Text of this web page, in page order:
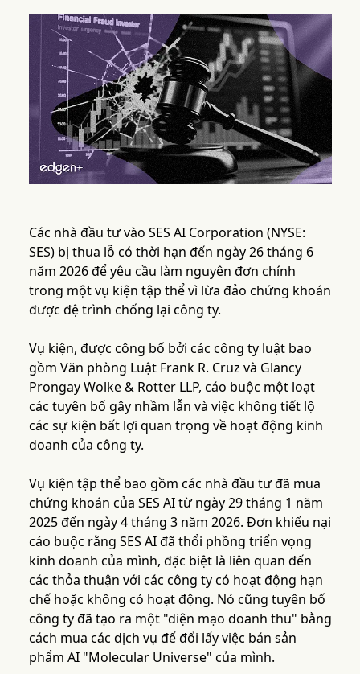
Các nhà đầu tư vào SES AI Corporation (NYSE:
SES) bị thua lỗ có thời hạn đến ngày 26 tháng 6
năm 2026 để yêu cầu làm nguyên đơn chính
trong một vụ kiện tập thể vì lừa đảo chứng khoán
được đệ trình chống lại công ty.
Vụ kiện, được công bố bởi các công ty luật bao
gồm Văn phòng Luật Frank R. Cruz và Glancy
Prongay Wolke & Rotter LLP, cáo buộc một loạt
các tuyên bố gây nhầm lẫn và việc không tiết lộ
các sự kiện bất lợi quan trọng về hoạt động kinh
doanh của công ty.
Vụ kiện tập thể bao gồm các nhà đầu tư đã mua
chứng khoán của SES AI từ ngày 29 tháng 1 năm
2025 đến ngày 4 tháng 3 năm 2026. Đơn khiếu nại
cáo buộc rằng SES AI đã thổi phồng triển vọng
kinh doanh của mình, đặc biệt là liên quan đến
các thỏa thuận với các công ty có hoạt động hạn
chế hoặc không có hoạt động. Nó cũng tuyên bố
công ty đã tạo ra một "diện mạo doanh thu" bằng
cách mua các dịch vụ để đổi lấy việc bán sản
phẩm AI "Molecular Universe" của mình.